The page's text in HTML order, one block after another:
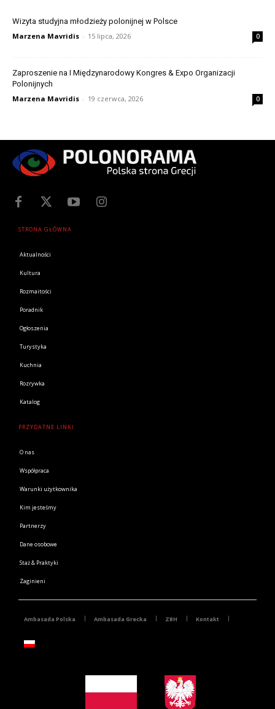
Wizyta studyjna młodzieży polonijnej w Polsce
Marzena Mavridis - 15 lipca, 2026 0
Zaproszenie na I Międzynarodowy Kongres & Expo Organizacji
Polonijnych
Marzena Mavridis - 19 czerwca, 2026 0
STRONA GŁÓWNA
Aktualności
Kultura
Rozmaitości
Poradnik
Ogłoszenia
Turystyka
Kuchnia
Rozrywka
Katalog
PRZYDATNE LINKI
O nas
Współpraca
Warunki użytkownika
Kim jesteśmy
Partnerzy
Dane osobowe
Staż & Praktyki
Zaginieni
Ambasada Polska Ambasada Grecka ZBH Kontakt